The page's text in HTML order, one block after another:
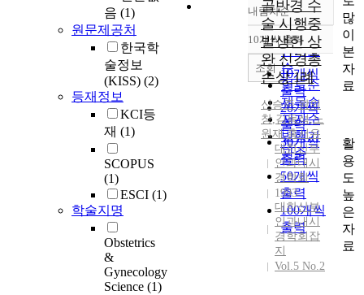
음 (1)
원문제공처
한국학
술정보
(KISS) (2)
등재정보
KCI등
재 (1)
SCOPUS
(1)
ESCI (1)
학술지명
Obstetrics
&
Gynecology
Science (1)
정확도
순
인기도
순
연도순
제목순
저자순
발행기
관순
내림차순
내림차순
10개씩 출력
10개씩
출력
20개씩
출력
30개씩
출력
50개씩
출력
100개씩
출력
조회
골반경 수
술 시행중
발생한 상
완 신경총
손상 1례
신승준,왕의
창,김동석,노
원재,홍서유
대한산부
인과내시
경학회
1993
대한산부
인과내시
경학회잡
지
Vol.5 No.2
많
이
본
자
료
활
용
도
높
은
자
료